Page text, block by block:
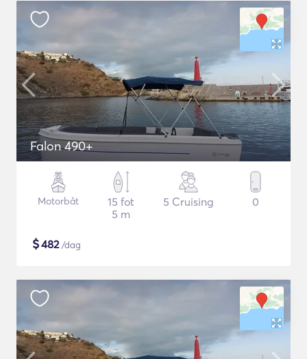
Falon 490+
Motorbåt
15 fot
5 m
5 Cruising 0
$482/dag